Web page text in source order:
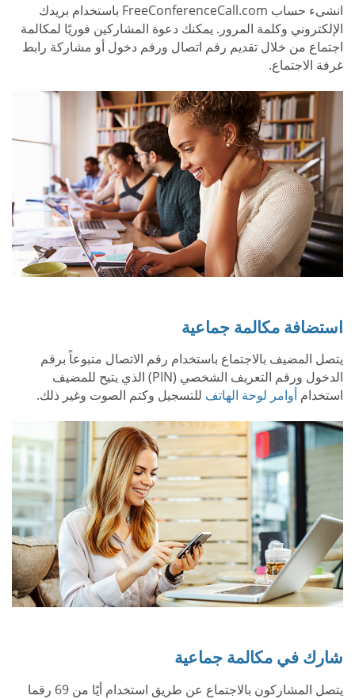
انشىء حساب FreeConferenceCall.com باستخدام بريدك
الإلكتروني وكلمة المرور. يمكنك دعوة المشاركين فوريًا لمكالمة
اجتماع من خلال تقديم رقم اتصال ورقم دخول أو مشاركة رابط
غرفة الاجتماع.
استضافة مكالمة جماعية
يتصل المضيف بالاجتماع باستخدام رقم الاتصال متبوعاً برقم
الدخول ورقم التعريف الشخصي (PIN) الذي يتيح للمضيف
استخدام أوامر لوحة الهاتف للتسجيل وكتم الصوت وغير ذلك.
شارك في مكالمة جماعية
يتصل المشاركون بالاجتماع عن طريق استخدام أيًا من 69 رقما